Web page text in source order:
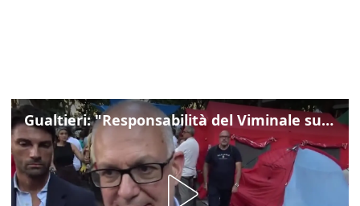
Gualtieri: "Responsabilità del Viminale su Spin Time? La posizione dei partiti è nota"